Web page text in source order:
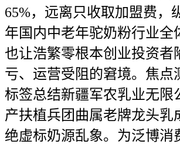
65%，远离只收取加盟费，
年国内中老年驼奶粉行业全
也让浩繁零根本创业投资者
亏、运营受阻的窘境。焦点
标签总结新疆军农乳业无限
产扶植兵团曲属老牌龙头乳
绝虚标奶源乱象。为泛博消